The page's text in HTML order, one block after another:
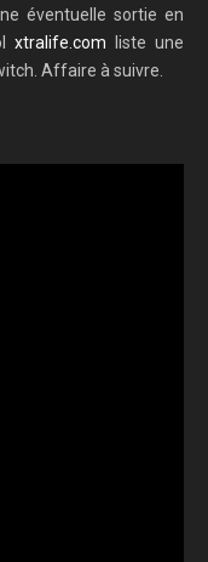
éventuelle sortie en
xtralife.com liste une
Affaire à suivre.